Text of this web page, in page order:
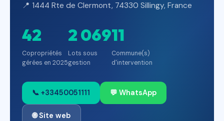
📍 1444 Rte de Clermont, 74330 Sillingy, France
42
Copropriétés
gérées en 2025
2 069
Lots sous
gestion
11
Commune(s)
d'intervention
📞 +33450051111 💬 WhatsApp
🌐 Site web